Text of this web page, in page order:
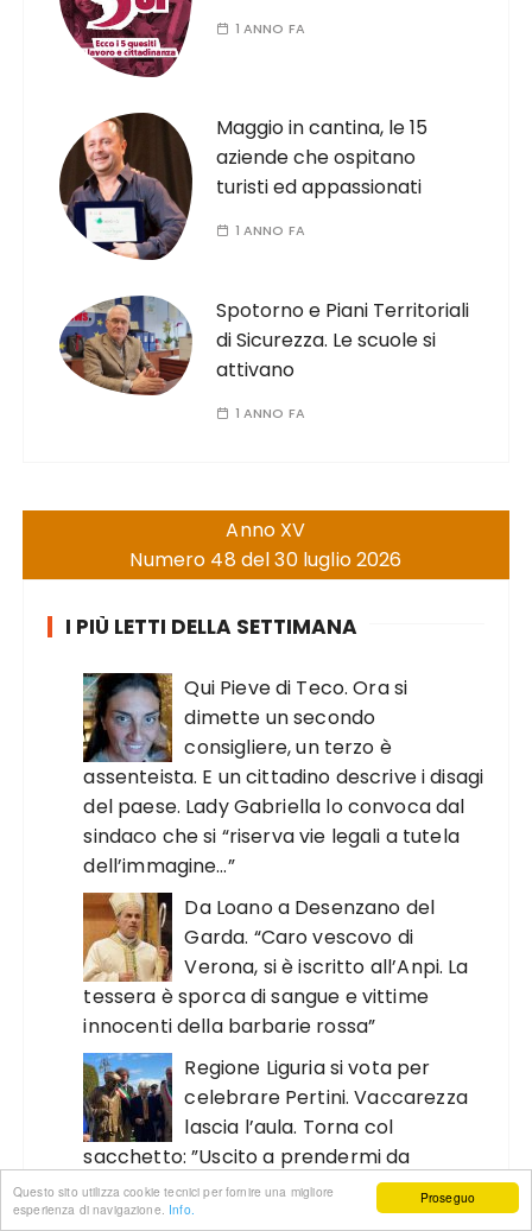
Proseguo
Questo sito utilizza cookie tecnici per fornire una migliore
esperienza di navigazione. Info.
1 ANNO FA
Maggio in cantina, le 15
aziende che ospitano
turisti ed appassionati
1 ANNO FA
Spotorno e Piani Territoriali
di Sicurezza. Le scuole si
attivano
1 ANNO FA
Anno XV
Numero 48 del 30 luglio 2026
I PIÙ LETTI DELLA SETTIMANA
Qui Pieve di Teco. Ora si
dimette un secondo
consigliere, un terzo è
assenteista. E un cittadino descrive i disagi
del paese. Lady Gabriella lo convoca dal
sindaco che si “riserva vie legali a tutela
dell’immagine…”
Da Loano a Desenzano del
Garda. “Caro vescovo di
Verona, si è iscritto all’Anpi. La
tessera è sporca di sangue e vittime
innocenti della barbarie rossa”
Regione Liguria si vota per
celebrare Pertini. Vaccarezza
lascia l’aula. Torna col
sacchetto: ”Uscito a prendermi da
mangiare“. Il Pd: ”Disgustoso affronto“